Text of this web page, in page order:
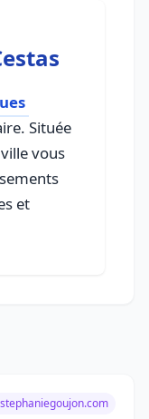
Située
vous
et